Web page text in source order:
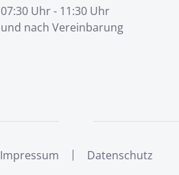
07:30 Uhr - 11:30 Uhr
und nach Vereinbarung
Impressum Datenschutz